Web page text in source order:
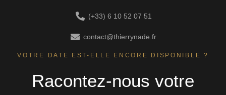
(+33) 6 10 52 07 51
contact@thierrynade.fr
VOTRE DATE EST-ELLE ENCORE DISPONIBLE ?
Racontez-nous votre